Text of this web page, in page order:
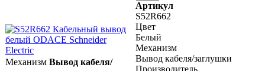
Артикул
S52R662
Цвет
Белый
Механизм
Вывод кабеля/заглушки
Производитель
Механизм Вывод кабеля/